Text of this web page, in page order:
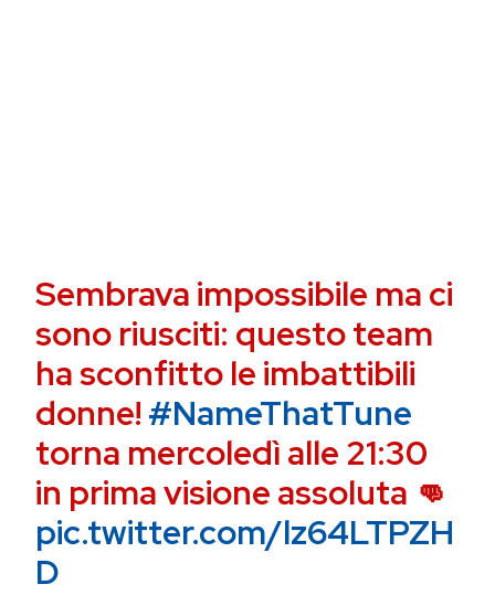
Sembrava impossibile ma ci
sono riusciti: questo team
ha sconfitto le imbattibili
donne! #NameThatTune
torna mercoledì alle 21:30
in prima visione assoluta 👊
pic.twitter.com/lz64LTPZH
D